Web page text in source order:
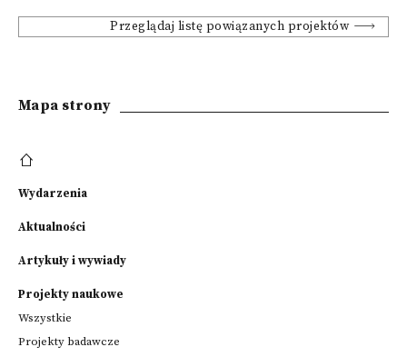
Przeglądaj listę powiązanych projektów
Mapa strony
Wydarzenia
Aktualności
Artykuły i wywiady
Projekty naukowe
Wszystkie
Projekty badawcze